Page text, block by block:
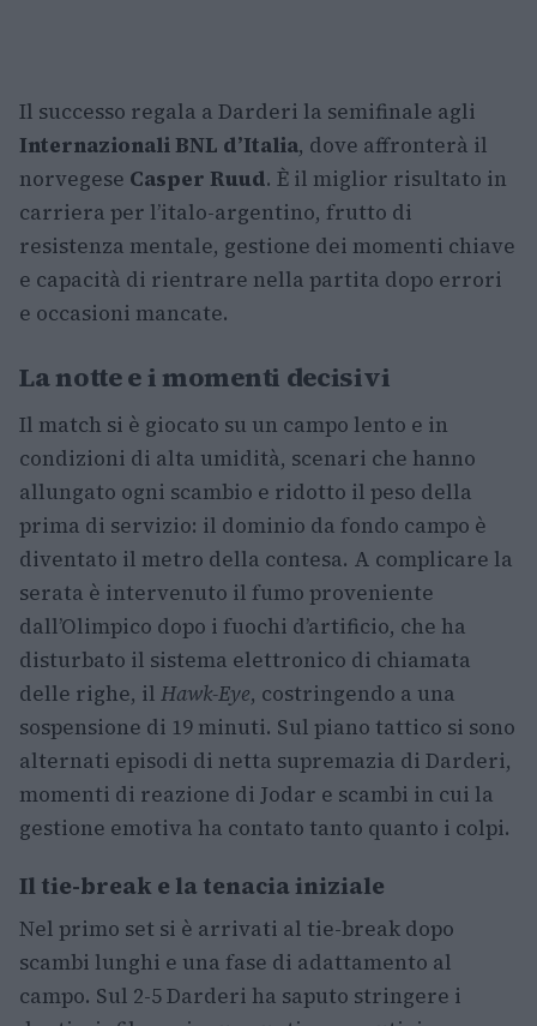
Il successo regala a Darderi la semifinale agli
Internazionali BNL d’Italia, dove affronterà il
norvegese Casper Ruud. È il miglior risultato in
carriera per l’italo-argentino, frutto di
resistenza mentale, gestione dei momenti chiave
e capacità di rientrare nella partita dopo errori
e occasioni mancate.
La notte e i momenti decisivi
Il match si è giocato su un campo lento e in
condizioni di alta umidità, scenari che hanno
allungato ogni scambio e ridotto il peso della
prima di servizio: il dominio da fondo campo è
diventato il metro della contesa. A complicare la
serata è intervenuto il fumo proveniente
dall’Olimpico dopo i fuochi d’artificio, che ha
disturbato il sistema elettronico di chiamata
delle righe, il Hawk-Eye, costringendo a una
sospensione di 19 minuti. Sul piano tattico si sono
alternati episodi di netta supremazia di Darderi,
momenti di reazione di Jodar e scambi in cui la
gestione emotiva ha contato tanto quanto i colpi.
Il tie-break e la tenacia iniziale
Nel primo set si è arrivati al tie-break dopo
scambi lunghi e una fase di adattamento al
campo. Sul 2-5 Darderi ha saputo stringere i